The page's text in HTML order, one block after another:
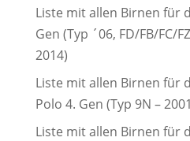
Liste mit allen Birnen für
Gen (Typ ´06, FD/FB/FC/
2014)
Liste mit allen Birnen für
Polo 4. Gen (Typ 9N –
Liste mit allen Birnen für